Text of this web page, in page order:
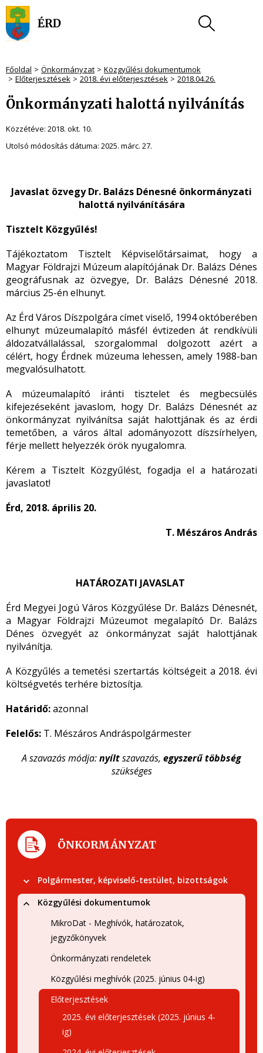
Főoldal Önkormányzat
Közgyűlési dokumentumok
Előterjesztések
2018. évi előterjesztések 2018.04.26.
Önkormányzati halottá nyilvánítás
Közzétéve: 2018. okt. 10.
Utolsó módosítás dátuma: 2025. márc. 27.
Javaslat özvegy Dr. Balázs Dénesné önkormányzati
halottá nyilvánítására
Tisztelt Közgyűlés!
Tájékoztatom Tisztelt Képviselőtársaimat, hogy a
Magyar Földrajzi Múzeum alapítójának Dr. Balázs Dénes
geográfusnak az özvegye, Dr. Balázs Dénesné 2018.
március 25-én elhunyt.
Az Érd Város Díszpolgára címet viselő, 1994 októberében
elhunyt múzeumalapító másfél évtizeden át rendkívüli
áldozatvállalással, szorgalommal dolgozott azért a
célért, hogy Érdnek múzeuma lehessen, amely 1988-ban
megvalósulhatott.
A múzeumalapító iránti tisztelet és megbecsülés
kifejezéseként javaslom, hogy Dr. Balázs Dénesnét az
önkormányzat nyilvánítsa saját halottjának és az érdi
temetőben, a város által adományozott díszsírhelyen,
férje mellett helyezzék örök nyugalomra.
Kérem a Tisztelt Közgyűlést, fogadja el a határozati
javaslatot!
Érd, 2018. április 20.
T. Mészáros András
HATÁROZATI JAVASLAT
Érd Megyei Jogú Város Közgyűlése Dr. Balázs Dénesnét,
a Magyar Földrajzi Múzeumot megalapító Dr. Balázs
Dénes özvegyét az önkormányzat saját halottjának
nyilvánítja.
A Közgyűlés a temetési szertartás költségeit a 2018. évi
költségvetés terhére biztosítja.
Határidő:azonnal
Felelős: T. Mészáros Andráspolgármester
A szavazás módja:nyíltszavazás, egyszerű többség
szükséges
ÖNKORMÁNYZAT
Polgármester, képviselő-testület, bizottságok
Közgyűlési dokumentumok
MikroDat - Meghívók, határozatok,
jegyzőkönyvek
Önkormányzati rendeletek
Közgyűlési meghívók (2025. június 04-ig)
Előterjesztések
2025. évi előterjesztések (2025. június 4-
ig)